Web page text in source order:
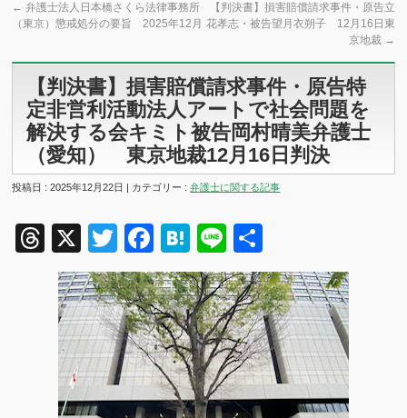
← 弁護士法人日本橋さくら法律事務所
（東京）懲戒処分の要旨 2025年12月
【判決書】損害賠償請求事件・原告立
花孝志・被告望月衣朔子 12月16日東
京地裁 →
【判決書】損害賠償請求事件・原告特
定非営利活動法人アートで社会問題を
解決する会キミト被告岡村晴美弁護士
（愛知） 東京地裁12月16日判決
投稿日 : 2025年12月22日 | カテゴリー :弁護士に関する記事
Threads
X TwitterFacebook
Hatena
Line
有